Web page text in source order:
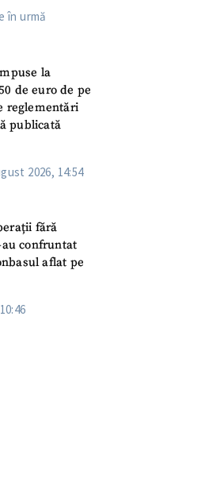
în urmă
la
de euro de pe
reglementări
publicată
2026, 14:54
fără
au confruntat
aflat pe